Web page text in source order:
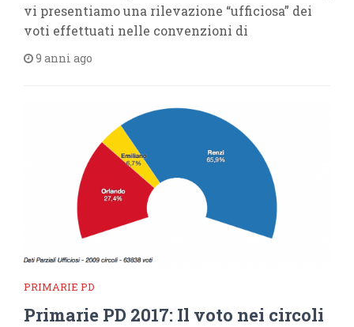
vi presentiamo una rilevazione “ufficiosa” dei
voti effettuati nelle convenzioni di
9 anni ago
PRIMARIE PD
Primarie PD 2017: Il voto nei circoli